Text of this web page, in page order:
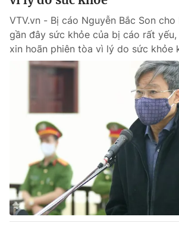
VTV.vn - Bị cáo Nguyễn Bắc Son
gần đây sức khỏe của bị cáo rất
xin hoãn phiên tòa vì lý do sức khỏe